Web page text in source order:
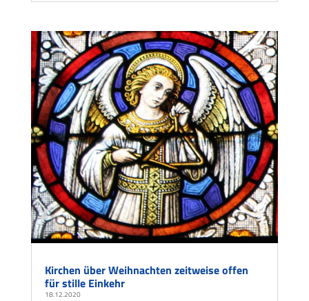
Kirchen über Weihnachten zeitweise offen
für stille Einkehr
18.12.2020